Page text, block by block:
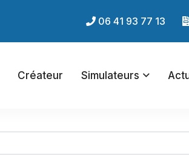
06 41 93 77 13
Créateur Simulateurs